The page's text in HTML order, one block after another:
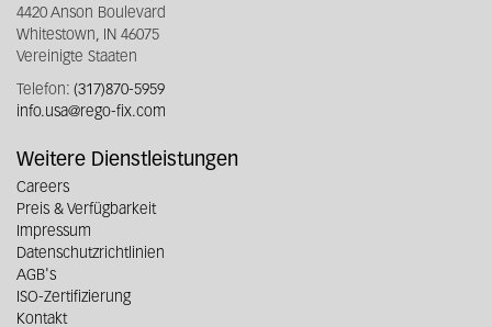
4420 Anson Boulevard
Whitestown, IN 46075
Vereinigte Staaten
Telefon: (317)870-5959
info.usa@rego-fix.com
Weitere Dienstleistungen
Careers
Preis & Verfügbarkeit
Impressum
Datenschutzrichtlinien
AGB's
ISO-Zertifizierung
Kontakt